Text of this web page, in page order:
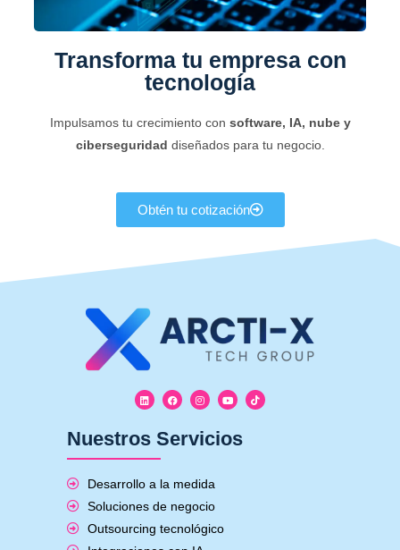
Transforma tu empresa con
tecnología
Impulsamos tu crecimiento con software, IA, nube y
ciberseguridad diseñados para tu negocio.
Obtén tu cotización
Nuestros Servicios
Desarrollo a la medida
Soluciones de negocio
Outsourcing tecnológico